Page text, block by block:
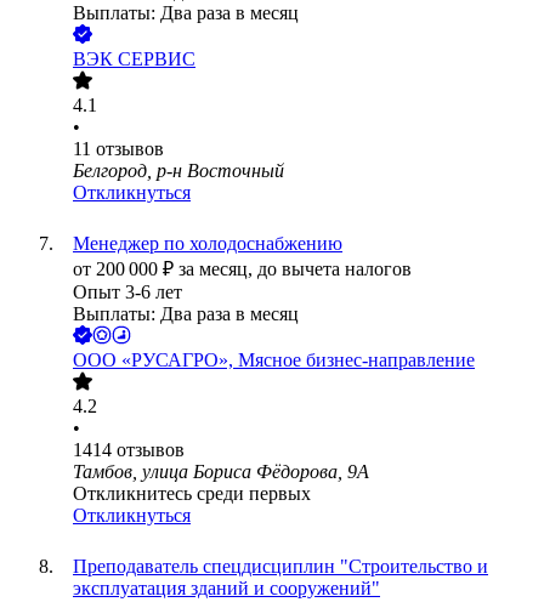
Выплаты: Два раза в месяц
ВЭК СЕРВИС
4.1
•
11 отзывов
Белгород, р-н Восточный
Откликнуться
Менеджер по холодоснабжению
от 200 000 ₽ за месяц, до вычета налогов
Опыт 3-6 лет
Выплаты: Два раза в месяц
ООО «РУСАГРО», Мясное бизнес-направление
4.2
•
1414 отзывов
Тамбов, улица Бориса Фёдорова, 9А
Откликнитесь среди первых
Откликнуться
Преподаватель спецдисциплин "Строительство и
эксплуатация зданий и сооружений"